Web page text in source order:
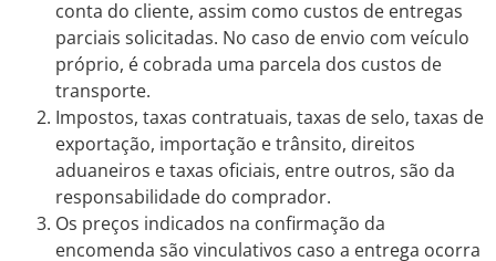
conta do cliente, assim como custos de entregas
parciais solicitadas. No caso de envio com veículo
próprio, é cobrada uma parcela dos custos de
transporte.
Impostos, taxas contratuais, taxas de selo, taxas de
exportação, importação e trânsito, direitos
aduaneiros e taxas oficiais, entre outros, são da
responsabilidade do comprador.
Os preços indicados na confirmação da
encomenda são vinculativos caso a entrega ocorra